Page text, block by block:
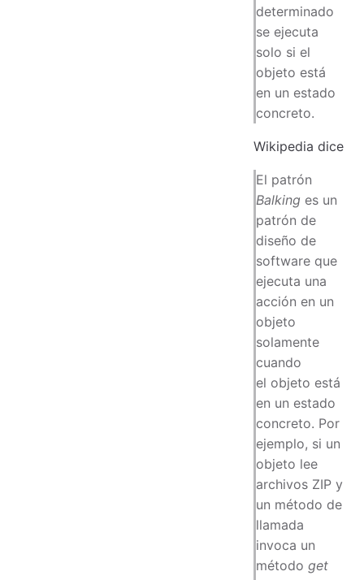
determinado
se ejecuta
solo si el
objeto está
en un estado
concreto.
Wikipedia dice
El patrón
Balking es un
patrón de
diseño de
software que
ejecuta una
acción en un
objeto
solamente
cuando
el objeto está
en un estado
concreto. Por
ejemplo, si un
objeto lee
archivos ZIP y
un método de
llamada
invoca un
métodoget